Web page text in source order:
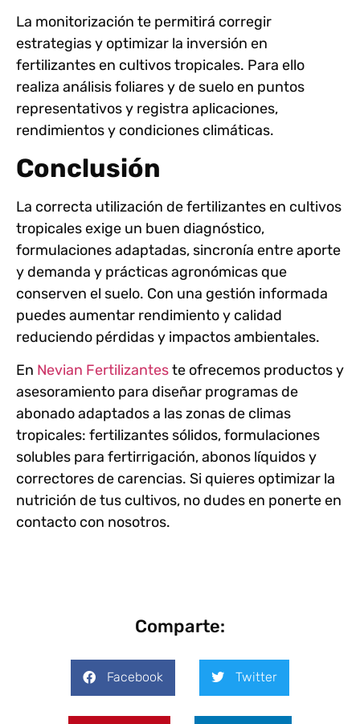
La monitorización te permitirá corregir
estrategias y optimizar la inversión en
fertilizantes en cultivos tropicales. Para ello
realiza análisis foliares y de suelo en puntos
representativos y registra aplicaciones,
rendimientos y condiciones climáticas.
Conclusión
La correcta utilización de fertilizantes en cultivos
tropicales exige un buen diagnóstico,
formulaciones adaptadas, sincronía entre aporte
y demanda y prácticas agronómicas que
conserven el suelo. Con una gestión informada
puedes aumentar rendimiento y calidad
reduciendo pérdidas y impactos ambientales.
En Nevian Fertilizanteste ofrecemos productos y
asesoramiento para diseñar programas de
abonado adaptados a las zonas de climas
tropicales: fertilizantes sólidos, formulaciones
solubles para fertirrigación, abonos líquidos y
correctores de carencias. Si quieres optimizar la
nutrición de tus cultivos, no dudes en ponerte en
contacto con nosotros.
Comparte:
Facebook Twitter